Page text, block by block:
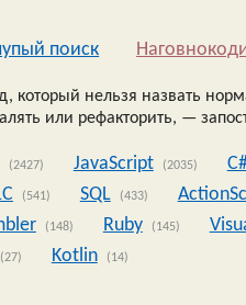
поиск
который нельзя назвать
или рефакторить, —
(2427) JavaScript (2035)
(541) SQL (433)
(148) Ruby (145)
(27) Kotlin (14)